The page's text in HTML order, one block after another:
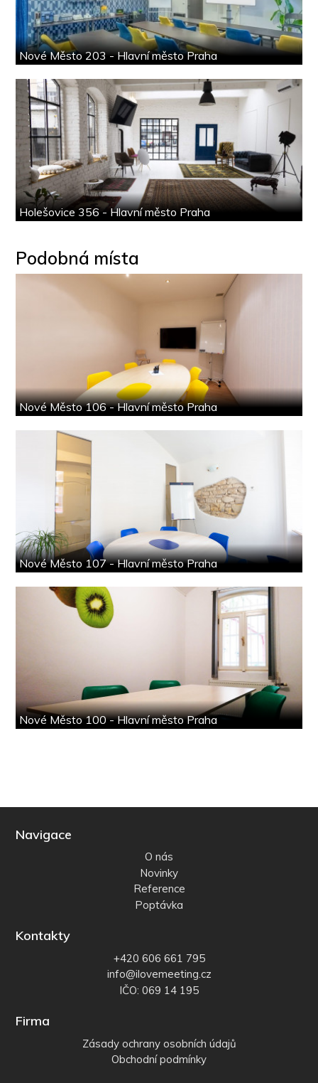
Nové Město 203 - Hlavní město Praha
Holešovice 356 - Hlavní město Praha
Podobná místa
Nové Město 106 - Hlavní město Praha
Nové Město 107 - Hlavní město Praha
Nové Město 100 - Hlavní město Praha
Navigace
O nás
Novinky
Reference
Poptávka
Kontakty
+420 606 661 795
info@ilovemeeting.cz
IČO: 069 14 195
Firma
Zásady ochrany osobních údajů
Obchodní podmínky